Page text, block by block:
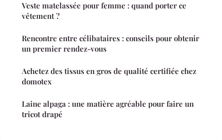
Veste matelassée pour femme : quand porter ce
vêtement ?
Rencontre entre célibataires : conseils pour obtenir
un premier rendez-vous
Achetez des tissus en gros de qualité certifiée chez
domotex
Laine alpaga : une matière agréable pour faire un
tricot drapé